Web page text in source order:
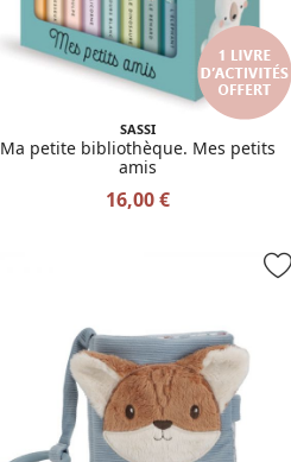
SASSI
Ma petite bibliothèque. Mes petits
amis
16,00 €